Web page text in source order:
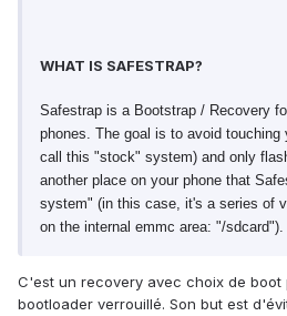
WHAT IS SAFESTRAP?
Safestrap is a Bootstrap / Recovery
phones. The goal is to avoid touching
call this "stock" system) and only
another place on your phone that
system" (in this case, it's a series of
on the internal emmc area: "/sdcard").
C'est un recovery avec choix de boot
bootloader verrouillé. Son but est